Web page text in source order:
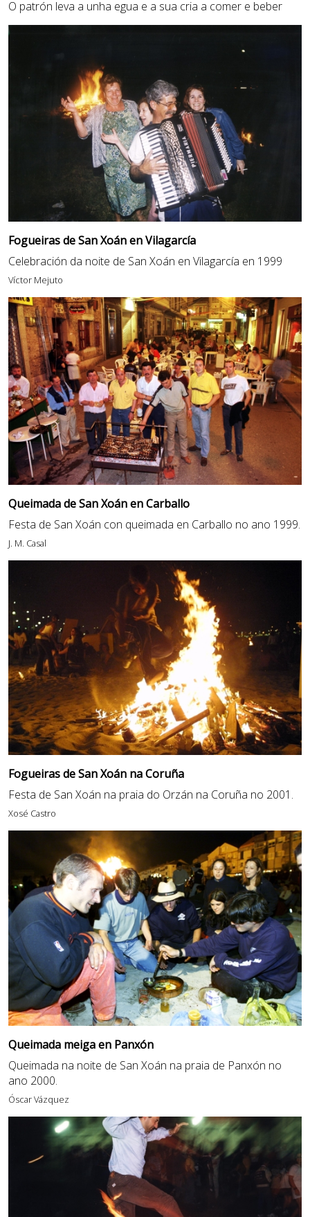
O patrón leva a unha egua e a sua cria a comer e beber
Fogueiras de San Xoán en Vilagarcía
Celebración da noite de San Xoán en Vilagarcía en 1999
Víctor Mejuto
Queimada de San Xoán en Carballo
Festa de San Xoán con queimada en Carballo no ano 1999.
J. M. Casal
Fogueiras de San Xoán na Coruña
Festa de San Xoán na praia do Orzán na Coruña no 2001.
Xosé Castro
Queimada meiga en Panxón
Queimada na noite de San Xoán na praia de Panxón no
ano 2000.
Óscar Vázquez